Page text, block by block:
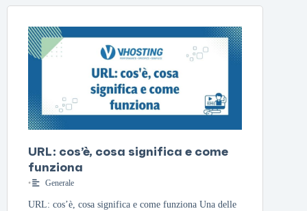
URL: cos’è, cosa significa e come
funziona
• Generale
URL: cos’è, cosa significa e come funziona Una delle